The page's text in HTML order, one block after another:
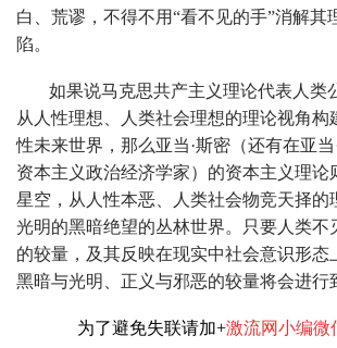
白、荒谬，不得不用“看不见的手”消解其
陷。
如果说马克思共产主义理论代表人类
从人性理想、人类社会理想的理论视角构
性未来世界，那么亚当·斯密（还有在亚
资本主义政治经济学家）的资本主义理论
星空，从人性本恶、人类社会物竞天择的
光明的黑暗绝望的丛林世界。只要人类不
的较量，及其反映在现实中社会意识形态
黑暗与光明、正义与邪恶的较量将会进行
为了避免失联请加+激流网小编微